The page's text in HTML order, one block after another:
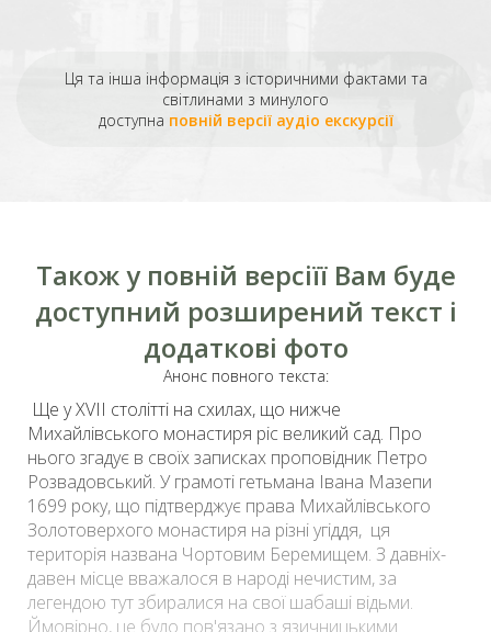
Ця та інша інформація з історичними фактами та
світлинами з минулого
доступна повній версії аудіо екскурсії
Також у повній версіїї Вам буде
доступний розширений текст і
додаткові фото
Анонс повного текста:
Ще у XVII столітті на схилах, що нижче
Михайлівського монастиря ріс великий сад. Про
нього згадує в своїх записках проповідник Петро
Розвадовський. У грамоті гетьмана Івана Мазепи
1699 року, що підтверджує права Михайлівського
Золотоверхого монастиря на різні угіддя, ця
територія названа Чортовим Беремищем. З давніх-
давен місце вважалося в народі нечистим, за
легендою тут збиралися на свої шабаші відьми.
Ймовірно, це було пов'язано з язичницькими